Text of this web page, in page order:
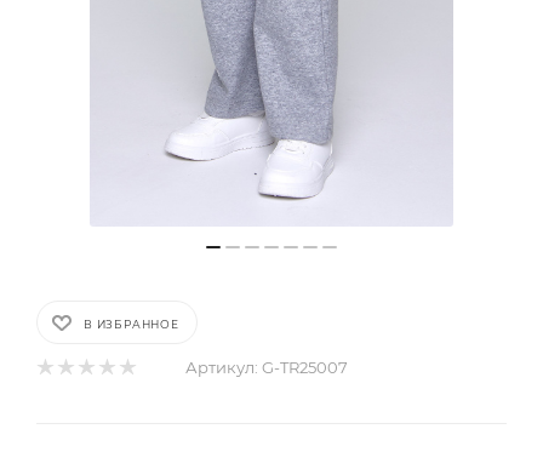
В ИЗБРАННОЕ
Артикул: G-TR25007